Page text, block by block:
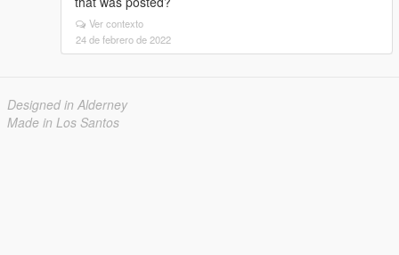
Ver contexto
24 de febrero de 2022
Designed in Alderney
Made in Los Santos